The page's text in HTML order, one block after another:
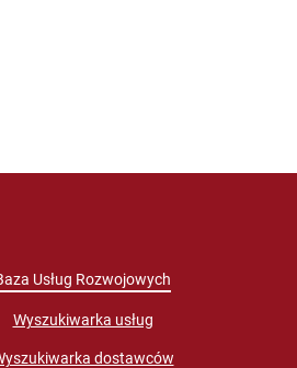
Usług Rozwojowych
Wyszukiwarka usług
dostawców